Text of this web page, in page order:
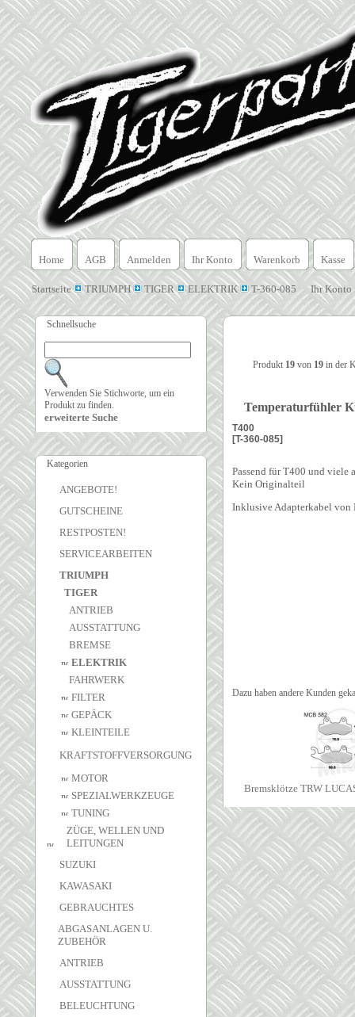
Home AGB Anmelden Ihr Konto Warenkorb Kasse
Startseite TRIUMPH TIGER ELEKTRIK T-360-085 Ihr Konto
Schnellsuche
Verwenden Sie Stichworte, um ein
Produkt zu finden.
erweiterte Suche
Kategorien
ANGEBOTE!
GUTSCHEINE
RESTPOSTEN!
SERVICEARBEITEN
TRIUMPH
TIGER
ANTRIEB
AUSSTATTUNG
BREMSE
ELEKTRIK
FAHRWERK
FILTER
GEPÄCK
KLEINTEILE
KRAFTSTOFFVERSORGUNG
MOTOR
SPEZIALWERKZEUGE
TUNING
ZÜGE, WELLEN UND
LEITUNGEN
SUZUKI
KAWASAKI
GEBRAUCHTES
ABGASANLAGEN U.
ZUBEHÖR
ANTRIEB
AUSSTATTUNG
BELEUCHTUNG
Produkt 19 von 19 in der
Temperaturfühler
T400
[T-360-085]
Passend für T400 und viele
Kein Originalteil
Inklusive Adapterkabel von
Dazu haben andere Kunden
Bremsklötze TRW